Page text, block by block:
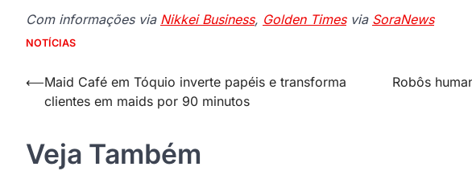
Com informações via Nikkei Business, Golden Timesvia SoraNews
NOTÍCIAS
Navegação
de
⟵Maid Café em Tóquio inverte papéis e transforma
clientes em maids por 90 minutos
Robôs
Veja Também